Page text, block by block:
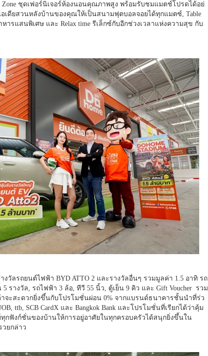
Zone ชุดเฟอร์นิเจอร์ห้องนอนคุณภาพสูง พร้อมรับชมแมตช์โปรดได้อย่
อเดียสวนหลังบ้านของคุณให้เป็นสนามฟุตบอลจอยได้ทุกแมตซ์, Table
ารแสนพิเศษ และ Relax time รีเล็กซ์กับอีกช่วงเวลาแห่งความสุข กับ
งวัลรถยนต์ไฟฟ้า BYD ATTO 2 และรางวัลอื่นๆ รวมมูลค่า 1.5 อาทิ รถ
5 รางวัล, รถไฟฟ้า 3 ล้อ, ทีวี 55 นิ้ว, ตู้เย็น 9 คิว และ Gift Voucher รวม
จะสะดวกยิ่งขึ้นกับโปรโมชั่นผ่อน 0% จากแบรนด์ธนาคารชั้นนำที่ร่ว
ttb, SCB CardX และ Bangkok Bank และโปรโมชั่นที่เรียกได้ว่าคุ้ม
กฟังก์ชั่นของบ้านให้การอยู่อาศัยในทุกครอบครัวได้สนุกยิ่งขึ้นใน
วยกล่าว